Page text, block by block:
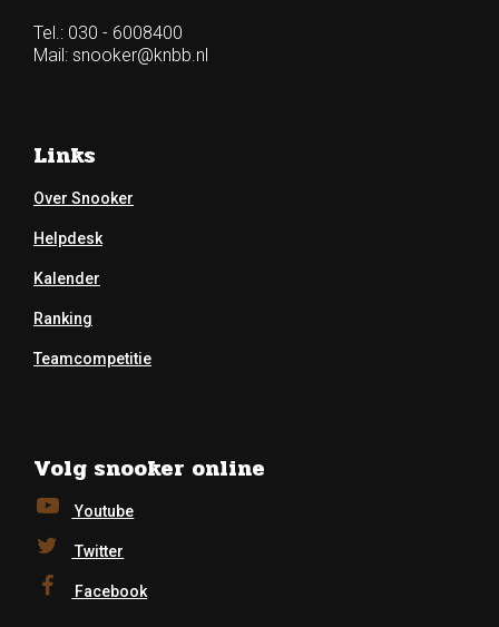
Tel.: 030 - 6008400
Mail: snooker@knbb.nl
Links
Over Snooker
Helpdesk
Kalender
Ranking
Teamcompetitie
Volg snooker online
Youtube
Twitter
Facebook